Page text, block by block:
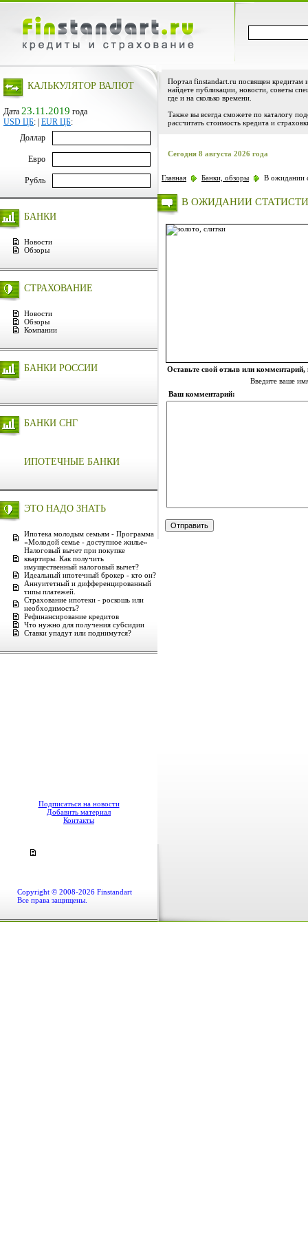
КАЛЬКУЛЯТОР ВАЛЮТ
Дата 23.11.2019 года
USD ЦБ: EUR ЦБ:
Доллар
Евро
Рубль
БАНКИ
Новости
Обзоры
СТРАХОВАНИЕ
Новости
Обзоры
Компании
БАНКИ РОССИИ
БАНКИ СНГ
ИПОТЕЧНЫЕ БАНКИ
ЭТО НАДО ЗНАТЬ
Ипотека молодым семьям - Программа
«Молодой семье - доступное жилье»
Налоговый вычет при покупке
квартиры. Как получить
имущественный налоговый вычет?
Идеальный ипотечный брокер - кто он?
Аннуитетный и дифференцированный
типы платежей.
Страхование ипотеки - роскошь или
необходимость?
Рефинансирование кредитов
Что нужно для получения субсидии
Ставки упадут или поднимутся?
Подписаться на новости
Добавить материал
Контакты
Copyright © 2008-2026 Finstandart
Все права защищены.
Портал finstandart.ru посвящен кредитам
найдете публикации, новости, советы
где и на сколько времени.
Также вы всегда сможете по каталогу
рассчитать стоимость кредита и
Сегодня 8 августа 2026 года
Главная Банки, обзоры В ожидании
В ОЖИДАНИИ
Оставьте свой отзыв или комментарий,
Введите ваше
Ваш комментарий: